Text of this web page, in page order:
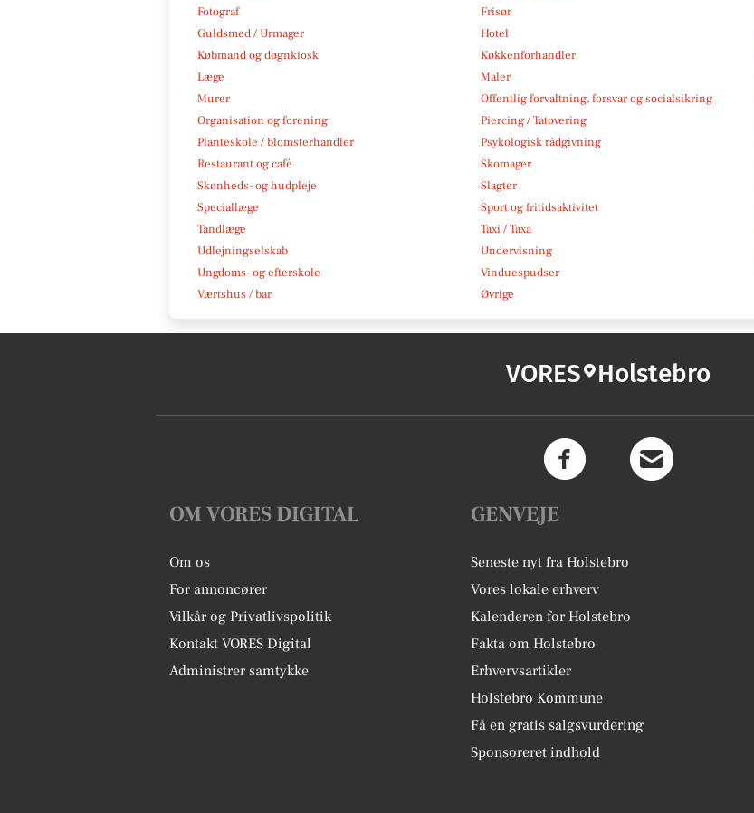
Fotograf
Frisør
Guldsmed / Urmager
Hotel
Købmand og døgnkiosk
Køkkenforhandler
Læge
Maler
Murer
Offentlig forvaltning, forsvar og socialsikring
Organisation og forening
Piercing / Tatovering
Planteskole / blomsterhandler
Psykologisk rådgivning
Restaurant og café
Skomager
Skønheds- og hudpleje
Slagter
Speciallæge
Sport og fritidsaktivitet
Tandlæge
Taxi / Taxa
Udlejningselskab
Undervisning
Ungdoms- og efterskole
Vinduespudser
Værtshus / bar
Øvrige
VORES Holstebro
OM VORES DIGITAL
Om os
For annoncører
Vilkår og Privatlivspolitik
Kontakt VORES Digital
Administrer samtykke
GENVEJE
Seneste nyt fra Holstebro
Vores lokale erhverv
Kalenderen for Holstebro
Fakta om Holstebro
Erhvervsartikler
Holstebro Kommune
Få en gratis salgsvurdering
Sponsoreret indhold